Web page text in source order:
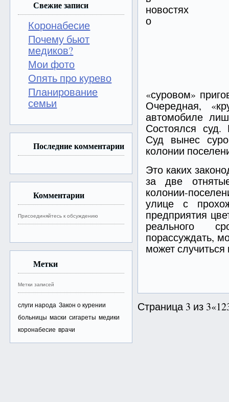
Свежие записи
Коронабесие
Почему бьют
медиков?
Мои фото
Опять про курево
Планирование
семьи
Последние комментарии
Комментарии
Присоединяйтесь к обсуждению
Метки
Метки записей
слуги народа Закон о курении
больницы маски сигареты медики
коронабесие врачи
новостях
о
«суровом»
Очередная,
автомобиле
Состоялся
Суд вынес
колонии
Это каких
за две
колонии-
улице с
предприятия
реального
порассуждать,
может случиться
Страница 3 из 3«12